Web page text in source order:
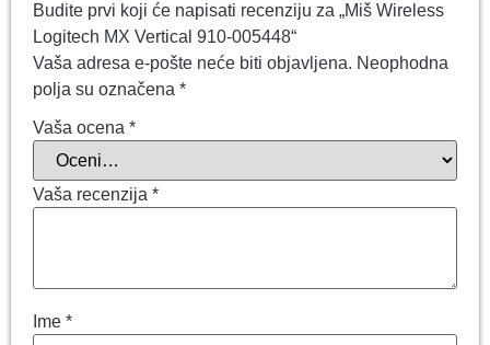
Budite prvi koji će napisati recenziju za „Miš Wireless
Logitech MX Vertical 910-005448“
Vaša adresa e-pošte neće biti objavljena. Neophodna
polja su označena *
Vaša ocena *
Vaša recenzija *
Ime *